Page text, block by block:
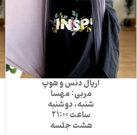
اریال دنس و هوپ
مربی: مهسا
شنبه، دوشنبه
ساعت 21:00
هشت جلسه